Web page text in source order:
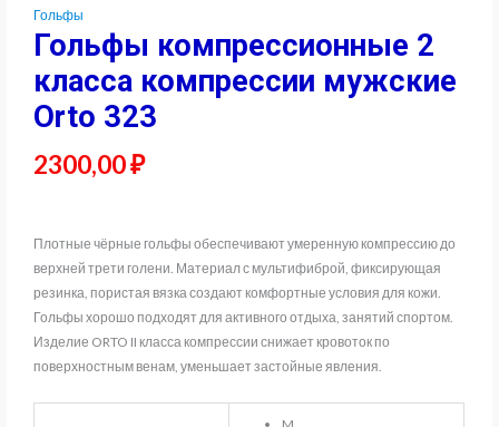
Гольфы
Гольфы компрессионные 2
класса компрессии мужские
Orto 323
2300,00₽
Плотные чёрные гольфы обеспечивают умеренную компрессию до
верхней трети голени. Материал с мультифиброй, фиксирующая
резинка, пористая вязка создают комфортные условия для кожи.
Гольфы хорошо подходят для активного отдыха, занятий спортом.
Изделие ORTO II класса компрессии снижает кровоток по
поверхностным венам, уменьшает застойные явления.